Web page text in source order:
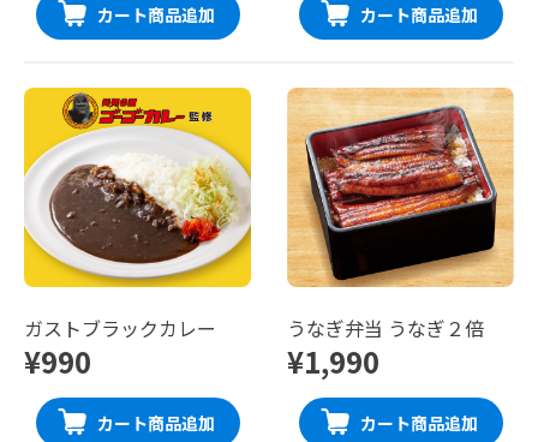
カート商品追加 カート商品追加
ガストブラックカレー
¥990
カート商品追加
うなぎ弁当 うなぎ２倍
¥1,990
カート商品追加